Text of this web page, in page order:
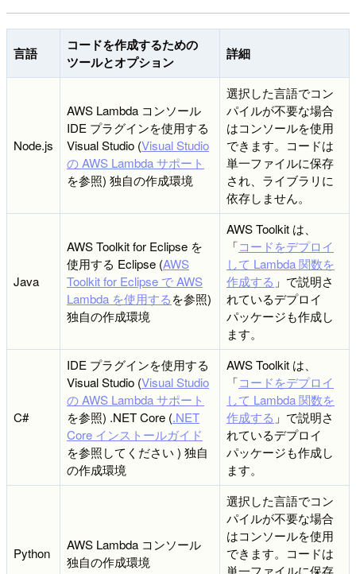
言語
コードを作成するための
ツールとオプション
詳細
Node.js
AWS Lambda コンソール
IDE プラグインを使用する
Visual Studio (Visual Studio
の AWS Lambda サポート
を参照) 独自の作成環境
選択した言語でコン
パイルが不要な場合
はコンソールを使用
できます。コードは
単一ファイルに保存
され、ライブラリに
依存しません。
Java
AWS Toolkit for Eclipse を
使用する Eclipse (AWS
Toolkit for Eclipse で AWS
Lambda を使用するを参照)
独自の作成環境
AWS Toolkit は、
「コードをデプロイ
して Lambda 関数を
作成する 」で説明さ
れているデプロイ
パッケージも作成し
ます。
C#
IDE プラグインを使用する
Visual Studio (Visual Studio
の AWS Lambda サポート
を参照) .NET Core (.NET
Core インストールガイド
を参照してください ) 独自
の作成環境
AWS Toolkit は、
「コードをデプロイ
して Lambda 関数を
作成する 」で説明さ
れているデプロイ
パッケージも作成し
ます。
Python
AWS Lambda コンソール
独自の作成環境
選択した言語でコン
パイルが不要な場合
はコンソールを使用
できます。コードは
単一ファイルに保存